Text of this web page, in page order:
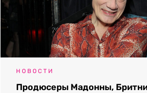
НОВОСТИ
Продюсеры Мадонны,